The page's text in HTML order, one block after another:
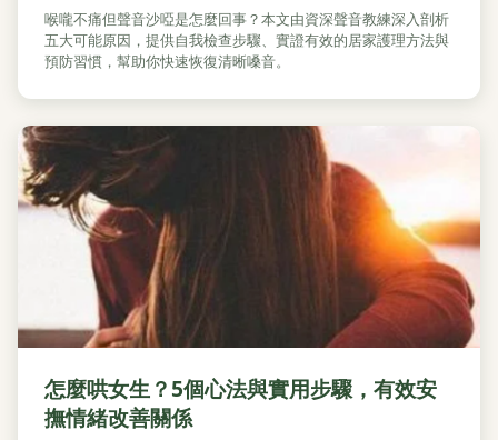
喉嚨不痛但聲音沙啞是怎麼回事？本文由資深聲音教練深入剖析
五大可能原因，提供自我檢查步驟、實證有效的居家護理方法與
預防習慣，幫助你快速恢復清晰嗓音。
怎麼哄女生？5個心法與實用步驟，有效安
撫情緒改善關係